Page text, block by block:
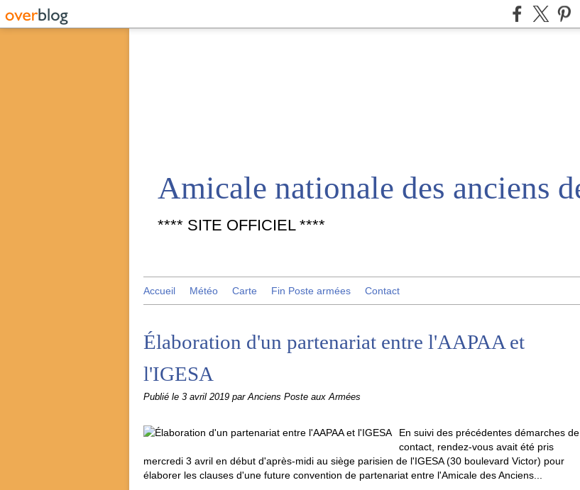
**** SITE OFFICIEL ****
Accueil Météo Carte Fin Poste armées Contact
Élaboration d'un partenariat entre l'AAPAA et
l'IGESA
Publié le 3 avril 2019 par Anciens Poste aux Armées
En suivi des précédentes démarches de
contact, rendez-vous avait été pris
mercredi 3 avril en début d'après-midi au siège parisien de l'IGESA (30 boulevard Victor) pour
élaborer les clauses d'une future convention de partenariat entre l'Amicale des Anciens...